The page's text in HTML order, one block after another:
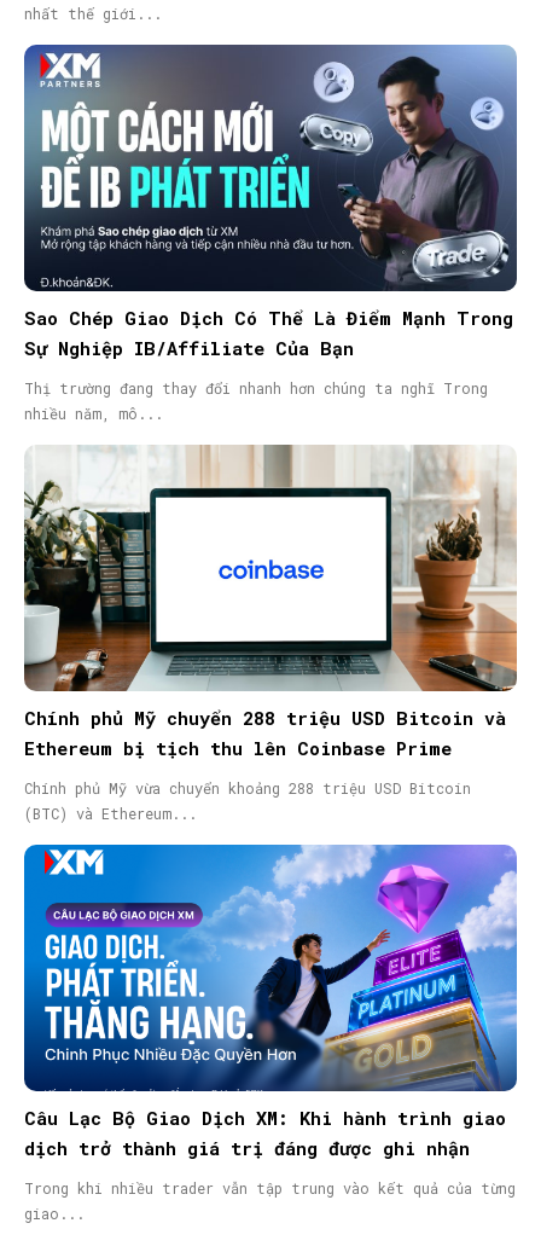
nhất thế giới...
Sao Chép Giao Dịch Có Thể Là Điểm Mạnh Trong
Sự Nghiệp IB/Affiliate Của Bạn
Thị trường đang thay đổi nhanh hơn chúng ta nghĩ Trong
nhiều năm, mô...
Chính phủ Mỹ chuyển 288 triệu USD Bitcoin và
Ethereum bị tịch thu lên Coinbase Prime
Chính phủ Mỹ vừa chuyển khoảng 288 triệu USD Bitcoin
(BTC) và Ethereum...
Câu Lạc Bộ Giao Dịch XM: Khi hành trình giao
dịch trở thành giá trị đáng được ghi nhận
Trong khi nhiều trader vẫn tập trung vào kết quả của từng
giao...